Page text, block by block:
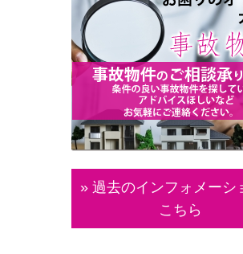
» 過去のインフォメーシ
こちら